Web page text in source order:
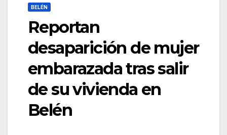
BELÉN
Reportan
desaparición de mujer
embarazada tras salir
de su vivienda en
Belén